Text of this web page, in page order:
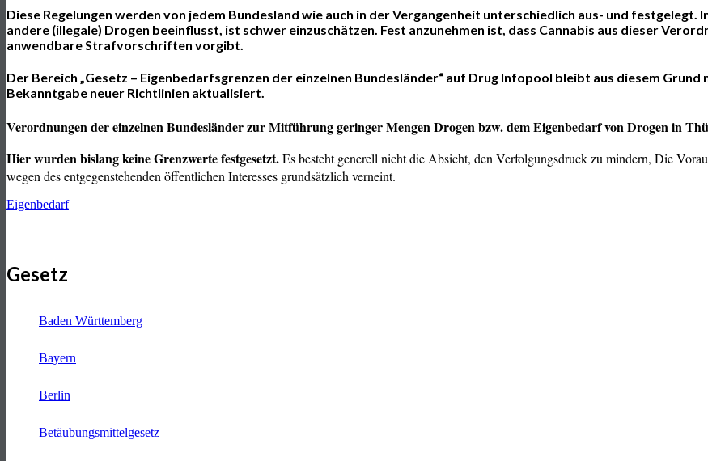
Diese Regelungen werden von jedem Bundesland wie auch in der Vergangenheit unterschiedlich aus- und festgelegt.
andere (illegale) Drogen beeinflusst, ist schwer einzuschätzen. Fest anzunehmen ist, dass Cannabis aus dieser
anwendbare Strafvorschriften vorgibt.
Der Bereich „Gesetz – Eigenbedarfsgrenzen der einzelnen Bundesländer“ auf Drug Infopool bleibt aus diesem
Bekanntgabe neuer Richtlinien aktualisiert.
Verordnungen der einzelnen Bundesländer zur Mitführung geringer Mengen Drogen bzw. dem Eigenbedarf von Drogen in
Hier wurden bislang keine Grenzwerte festgesetzt.Es besteht generell nicht die Absicht, den Verfolgungsdruck zu mindern, Die
wegen des entgegenstehenden öffentlichen Interesses grundsätzlich verneint.
Eigenbedarf
Gesetz
Baden Württemberg
Bayern
Berlin
Betäubungsmittelgesetz